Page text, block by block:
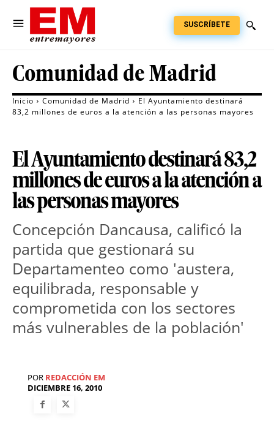
SUSCRÍBETE
Comunidad de Madrid
Inicio Comunidad de Madrid
El Ayuntamiento destinará
83,2 millones de euros a la atención a las personas mayores
El Ayuntamiento destinará 83,2
millones de euros a la atención a
las personas mayores
Concepción Dancausa, calificó la
partida que gestionará su
Departamenteo como 'austera,
equilibrada, responsable y
comprometida con los sectores
más vulnerables de la población'
POR REDACCIÓN EM
DICIEMBRE 16, 2010